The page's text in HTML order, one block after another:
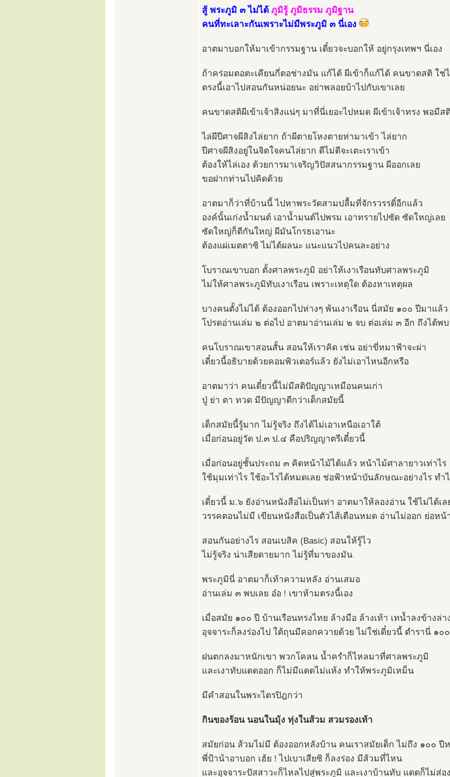
สู้ พระภูมิ ๓ ไม่ได้ ภูมิรู้ ภูมิธรรม ภูมิฐาน
คนที่ทะเลาะกันเพราะไม่มีพระภูมิ ๓ นี่เอง
อาตมาบอกให้มาเข้ากรรมฐาน เดี๋ยวจะบอกให้ อยู่กรุงเทพฯ นี่เอง
ถ้าคร่อมตอตะเคียนกี่ตอช่างมัน แก้ได้ ผีเข้าก็แก้ได้ คนขาดสติ ใช่
ตรงนี้เอาไปสอนกันหน่อยนะ อย่าพลอยบ้าไปกับเขาเลย
คนขาดสติผีเข้าเจ้าสิงแน่ๆ มาที่นี่เยอะไปหมด ผีเข้าเจ้าทรง พอมีสติ
ไล่ผีปีศาจผีสิงไล่ยาก ถ้าผีตายโหงตายห่ามาเข้า ไล่ยาก
ปีศาจผีสิงอยู่ในจิตใจคนไล่ยาก ดีไม่ดีจะเตะเราเข้า
ต้องให้ไล่เอง ด้วยการมาเจริญวิปัสสนากรรมฐาน ผีออกเลย
ขอฝากท่านไปคิดด้วย
อาตมาก็ว่าที่บ้านนี้ ไปหาพระวัดสามปลื้มที่จักรวรรดิ์อีกแล้ว
องค์นั้นเก่งน้ำมนต์ เอาน้ำมนต์ไปพรม เอาทรายไปซัด ซัดใหญ่เลย
ซัดใหญ่ก็ตีกันใหญ่ ผีมันโกรธเอานะ
ต้องแผ่เมตตาซิ ไม่ได้ผลนะ แนะแนวไปคนละอย่าง
โบราณเขาบอก ตั้งศาลพระภูมิ อย่าให้เงาเรือนทับศาลพระภูมิ
ไม่ให้ศาลพระภูมิทับเงาเรือน เพราะเหตุใด ต้องหาเหตุผล
บางคนตั้งไม่ได้ ต้องออกไปห่างๆ พ้นเงาเรือน นี่สมัย ๑๐๐ ปีมาแล้ว
โปรดอ่านเล่ม ๒ ต่อไป อาตมาอ่านเล่ม ๒ จบ ต่อเล่ม ๓ อีก ถึงได้พ
คนโบราณเขาสอนสั้น สอนให้เราคิด เช่น อย่าขี่หมาฟ้าจะผ่า
เดี๋ยวนี้อธิบายด้วยคอมพิวเตอร์แล้ว ยังไม่เอาไหนอีกหรือ
อาตมาว่า คนเดี๋ยวนี้ไม่มีสติปัญญาเหมือนคนเก่า
ปู่ ย่า ตา ทวด มีปัญญาดีกว่าเด็กสมัยนี้
เด็กสมัยนี้รู้มาก ไม่รู้จริง ถึงได้ไม่เอาเหนือเอาใต้
เมื่อก่อนอยู่วัด ป.๓ ป.๔ คือปริญญาตรีเดี๋ยวนี้
เมื่อก่อนอยู่ชั้นประถม ๓ คิดหน้าไม้ได้แล้ว หน้าไม้ศาลายาวเท่าไร
ใช้มุมเท่าไร ใช้อะไรได้หมดเลย ช่อฟ้าหน้าบันลักษณะอย่างไร ทำ
เดี๋ยวนี้ ม.๖ ยังอ่านหนังสือไม่เป็นท่า อาตมาให้ลองอ่าน ใช้ไม่ได้เล
วรรคตอนไม่มี เขียนหนังสือเป็นตัวไส้เดือนหมด อ่านไม่ออก ย่อหน้
สอนกันอย่างไร สอนเบสิค (Basic) สอนให้รู้ไว
ไม่รู้จริง น่าเสียดายมาก ไม่รู้ที่มาของมัน
พระภูมินี่ อาตมาก็เท้าความหลัง อ่านเสมอ
อ่านเล่ม ๓ พบเลย อ๋อ ! เขาห้ามตรงนี้เอง
เมื่อสมัย ๑๐๐ ปี บ้านเรือนทรงไทย ล้างมือ ล้างเท้า เทน้ำลงข้างล่า
อุจจาระก็ลงร่องไป ใต้ถุนมีคอกควายด้วย ไม่ใช่เดี๋ยวนี้ ตำรานี่ ๑๐
ฝนตกลงมาหนักเขา พวกโคลน น้ำครำก็ไหลมาที่ศาลพระภูมิ
และเงาทับแดดออก ก็ไม่มีแดดไม่แห้ง ทำให้พระภูมิเหม็น
มีคำสอนในพระไตรปิฎกว่า
กินของร้อน นอนในมุ้ง ทุ่งในส้วม สวมรองเท้า
สมัยก่อน ส้วมไม่มี ต้องออกหลังบ้าน คนเราสมัยเด็ก ไม่ถึง ๑๐๐ ปี
พี่ป้าน้าอาบอก เฮ้ย ! ไปเบาเสียซิ ก็ลงร่อง มีส้วมที่ไหน
และอุจจาระปัสสาวะก็ไหลไปสู่พระภูมิ และเงาบ้านทับ แดดก็ไม่ส่อ